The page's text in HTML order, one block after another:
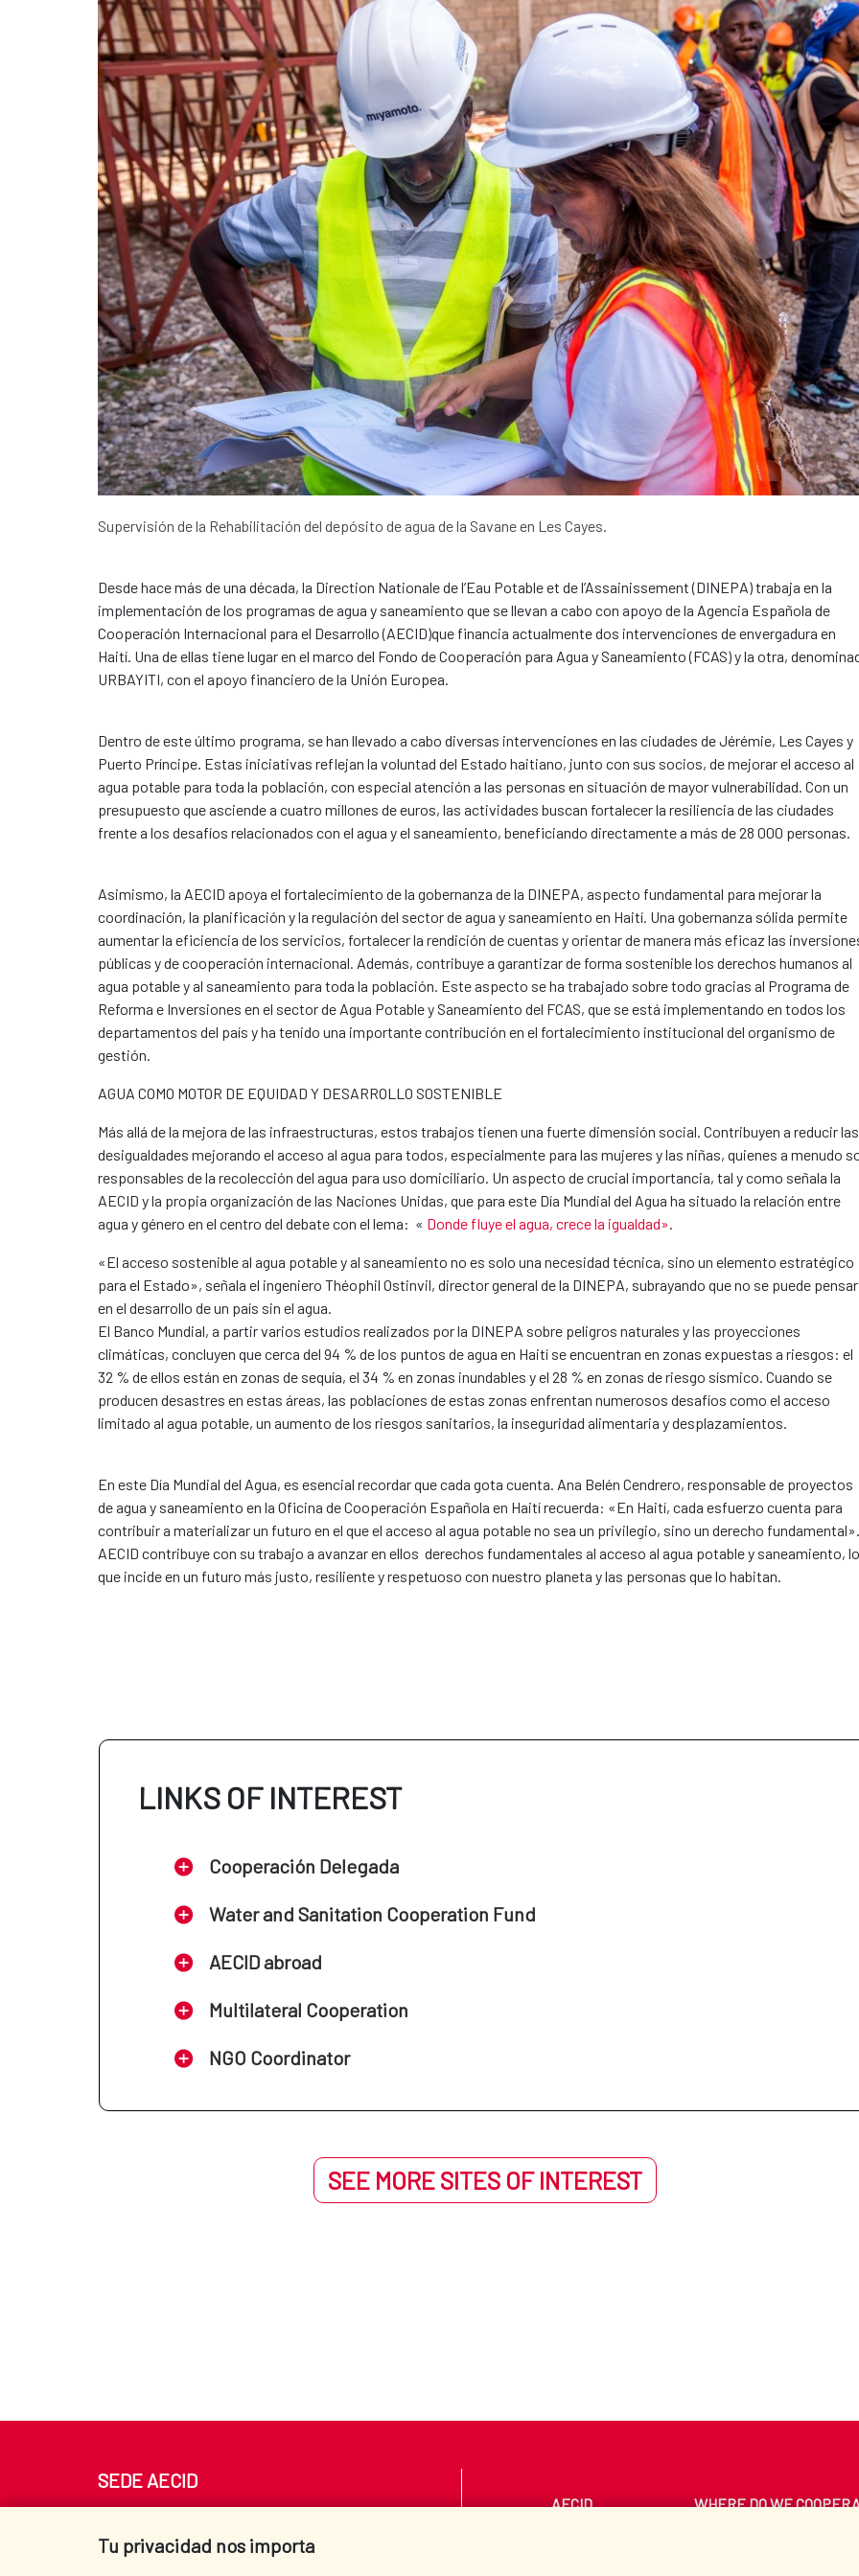
Supervisión de la Rehabilitación del depósito de agua de la Savane en Les Cayes.
Desde hace más de una década, la Direction Nationale de l’Eau Potable et de l’Assainissement (DINEPA) trabaja en la
implementación de los programas de agua y saneamiento que se llevan a cabo con apoyo de la Agencia Española de
Cooperación Internacional para el Desarrollo (AECID)que financia actualmente dos intervenciones de envergadura en
Haití. Una de ellas tiene lugar en el marco del Fondo de Cooperación para Agua y Saneamiento (FCAS) y la otra,
URBAYITI, con el apoyo financiero de la Unión Europea.
Dentro de este último programa, se han llevado a cabo diversas intervenciones en las ciudades de Jérémie, Les Cayes y
Puerto Príncipe. Estas iniciativas reflejan la voluntad del Estado haitiano, junto con sus socios, de mejorar el acceso al
agua potable para toda la población, con especial atención a las personas en situación de mayor vulnerabilidad. Con un
presupuesto que asciende a cuatro millones de euros, las actividades buscan fortalecer la resiliencia de las ciudades
frente a los desafíos relacionados con el agua y el saneamiento, beneficiando directamente a más de 28 000 personas.
Asimismo, la AECID apoya el fortalecimiento de la gobernanza de la DINEPA, aspecto fundamental para mejorar la
coordinación, la planificación y la regulación del sector de agua y saneamiento en Haití. Una gobernanza sólida permite
aumentar la eficiencia de los servicios, fortalecer la rendición de cuentas y orientar de manera más eficaz las
públicas y de cooperación internacional. Además, contribuye a garantizar de forma sostenible los derechos humanos al
agua potable y al saneamiento para toda la población. Este aspecto se ha trabajado sobre todo gracias al Programa de
Reforma e Inversiones en el sector de Agua Potable y Saneamiento del FCAS, que se está implementando en todos los
departamentos del país y ha tenido una importante contribución en el fortalecimiento institucional del organismo de
gestión.
AGUA COMO MOTOR DE EQUIDAD Y DESARROLLO SOSTENIBLE
Más allá de la mejora de las infraestructuras, estos trabajos tienen una fuerte dimensión social. Contribuyen a reducir las
desigualdades mejorando el acceso al agua para todos, especialmente para las mujeres y las niñas, quienes a menudo
responsables de la recolección del agua para uso domiciliario. Un aspecto de crucial importancia, tal y como señala la
AECID y la propia organización de las Naciones Unidas, que para este Día Mundial del Agua ha situado la relación entre
agua y género en el centro del debate con el lema: « Donde fluye el agua, crece la igualdad».
«El acceso sostenible al agua potable y al saneamiento no es solo una necesidad técnica, sino un elemento estratégico
para el Estado», señala el ingeniero Théophil Ostinvil, director general de la DINEPA, subrayando que no se puede pensar
en el desarrollo de un país sin el agua.
El Banco Mundial, a partir varios estudios realizados por la DINEPA sobre peligros naturales y las proyecciones
climáticas, concluyen que cerca del 94 % de los puntos de agua en Haití se encuentran en zonas expuestas a riesgos: el
32 % de ellos están en zonas de sequía, el 34 % en zonas inundables y el 28 % en zonas de riesgo sísmico. Cuando se
producen desastres en estas áreas, las poblaciones de estas zonas enfrentan numerosos desafíos como el acceso
limitado al agua potable, un aumento de los riesgos sanitarios, la inseguridad alimentaria y desplazamientos.
En este Día Mundial del Agua, es esencial recordar que cada gota cuenta. Ana Belén Cendrero, responsable de proyectos
de agua y saneamiento en la Oficina de Cooperación Española en Haití recuerda: «En Haití, cada esfuerzo cuenta para
contribuir a materializar un futuro en el que el acceso al agua potable no sea un privilegio, sino un derecho fundamental».
AECID contribuye con su trabajo a avanzar en ellos derechos fundamentales al acceso al agua potable y saneamiento, lo
que incide en un futuro más justo, resiliente y respetuoso con nuestro planeta y las personas que lo habitan.
LINKS OF INTEREST
Cooperación Delegada
Water and Sanitation Cooperation Fund
AECID abroad
Multilateral Cooperation
NGO Coordinator
SEE MORE SITES OF INTEREST
Tu privacidad nos importa
SEDE AECID
Tel. +34 900 20 30 54​​​​​​​
AECID WHERE DO WE